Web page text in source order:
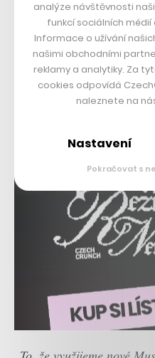
Nejvíc, zhruba 450, patří
analýze návštěvnosti
funkcí sociálních
Informace o užívání
našimi obchodními
reklamy a analytiky. Za
cookies odpovídá
naleznete na
Nastavení
Pokračovat s